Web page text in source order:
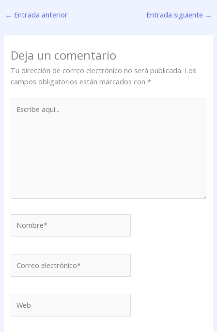
← Entrada anterior Entrada siguiente →
Deja un comentario
Tu dirección de correo electrónico no será publicada. Los
campos obligatorios están marcados con*
aquí...
electrónico*